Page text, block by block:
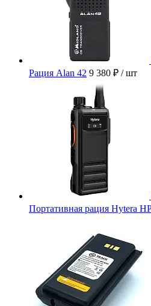
Рация Alan 42 9 380 ₽ / шт
Портативная рация Hytera